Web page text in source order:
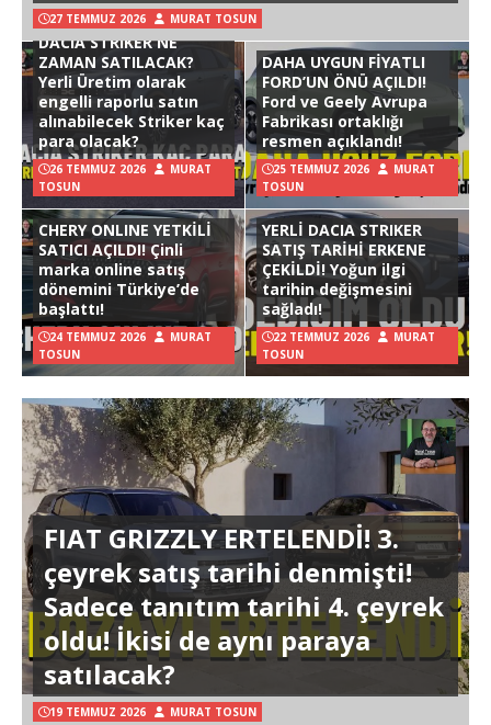
27 TEMMUZ 2026 MURAT TOSUN
DACIA STRIKER NE
ZAMAN SATILACAK?
Yerli Üretim olarak
engelli raporlu satın
alınabilecek Striker kaç
para olacak?
26 TEMMUZ 2026
MURAT
TOSUN
DAHA UYGUN FİYATLI
FORD’UN ÖNÜ AÇILDI!
Ford ve Geely Avrupa
Fabrikası ortaklığı
resmen açıklandı!
25 TEMMUZ 2026
MURAT
TOSUN
CHERY ONLINE YETKİLİ
SATICI AÇILDI! Çinli
marka online satış
dönemini Türkiye’de
başlattı!
24 TEMMUZ 2026
MURAT
TOSUN
YERLİ DACIA STRIKER
SATIŞ TARİHİ ERKENE
ÇEKİLDİ! Yoğun ilgi
tarihin değişmesini
sağladı!
22 TEMMUZ 2026
MURAT
TOSUN
FIAT GRIZZLY ERTELENDİ! 3.
çeyrek satış tarihi denmişti!
Sadece tanıtım tarihi 4. çeyrek
oldu! İkisi de aynı paraya
satılacak?
19 TEMMUZ 2026 MURAT TOSUN